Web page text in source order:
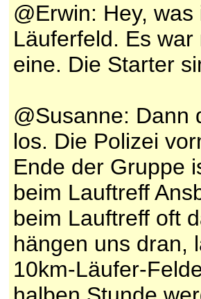
@Erwin: Hey,
Läuferfeld. Es
eine. Die Starter
@Susanne: Dann
los. Die Polizei
Ende der Gruppe
beim Lauftreff
beim Lauftreff oft
hängen uns dran,
10km-Läufer-